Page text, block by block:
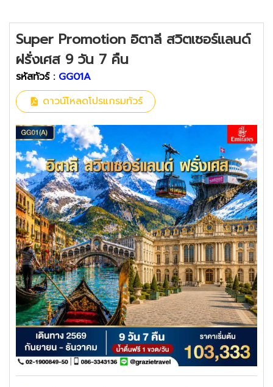
Super Promotion อิตาลี สวิตเซอร์แลนด์
ฝรั่งเศส 9 วัน 7 คืน
รหัสทัวร์ : GG01A
ดาวน์โหลดโปรแกรมทัวร์